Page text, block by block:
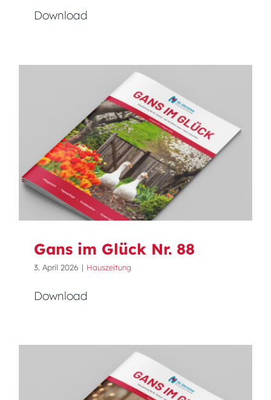
Download
Gans im Glück Nr. 88
Gans im Glück Nr. 88
3. April 2026 | Hauszeitung
Download